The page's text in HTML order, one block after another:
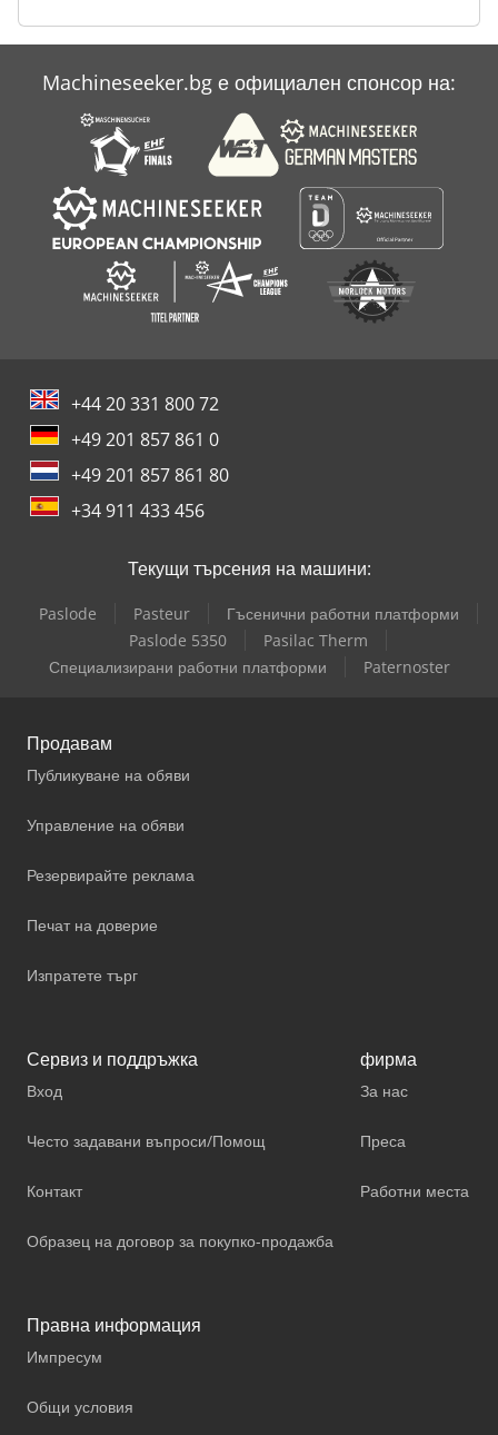
Machineseeker.bg е официален спонсор на:
+44 20 331 800 72
+49 201 857 861 0
+49 201 857 861 80
+34 911 433 456
Текущи търсения на машини:
Paslode Pasteur
Гъсенични работни платформи
Paslode 5350
Pasilac Therm
Специализирани работни платформи
Paternoster
Продавам
Публикуване на обяви
Управление на обяви
Резервирайте реклама
Печат на доверие
Изпратете търг
Сервиз и поддръжка
Вход
Често задавани въпроси/Помощ
Контакт
Образец на договор за покупко-продажба
фирма
За нас
Преса
Работни места
Правна информация
Импресум
Общи условия